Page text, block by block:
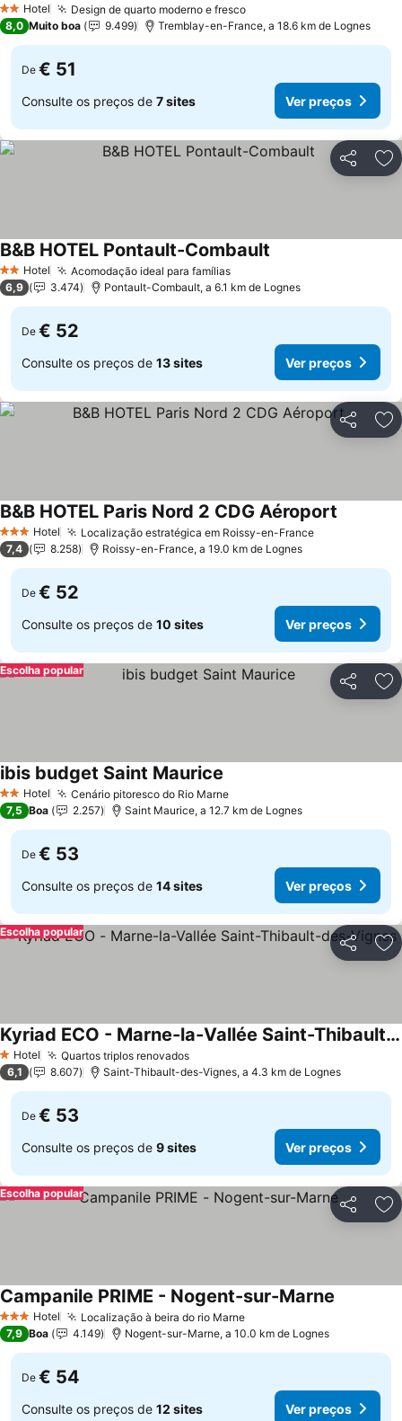
2 Estrelas
Hotel Design de quarto moderno e frescoVer preços
8,0 Muito boa 9.499 Tremblay-en-France, a 18.6 km de Lognes
De € 51
Consulte os preços de 7 sites Ver preços
Partilhar
2 Estrelas
Hotel Acomodação ideal para famíliasVer preços
B&B HOTEL Pontault-Combault
6,9 3.474 Pontault-Combault, a 6.1 km de Lognes
De € 52
Consulte os preços de 13 sites Ver preços
Partilhar
3 EstrelasHotel Localização estratégica em Roissy-en-FranceVer preços
B&B HOTEL Paris Nord 2 CDG Aéroport
7,4 8.258 Roissy-en-France, a 19.0 km de Lognes
De € 52
Consulte os preços de 10 sites Ver preços
Partilhar
Escolha popular
2 Estrelas
Hotel Cenário pitoresco do Rio MarneVer preços
ibis budget Saint Maurice
7,5 Boa 2.257 Saint Maurice, a 12.7 km de Lognes
De € 53
Consulte os preços de 14 sites Ver preços
Partilhar
Escolha popular
1 Estrelas
Hotel Quartos triplos renovadosVer preços
Kyriad ECO - Marne-la-Vallée Saint-Thibault-des-Vignes
Ver preços
6,1 8.607 Saint-Thibault-des-Vignes, a 4.3 km de Lognes
De € 53
Consulte os preços de 9 sites Ver preços
Partilhar
Escolha popular
3 EstrelasHotel Localização à beira do rio MarneVer preços
Campanile PRIME - Nogent-sur-Marne
7,9 Boa 4.149 Nogent-sur-Marne, a 10.0 km de Lognes
De € 54
Consulte os preços de 12 sites Ver preços